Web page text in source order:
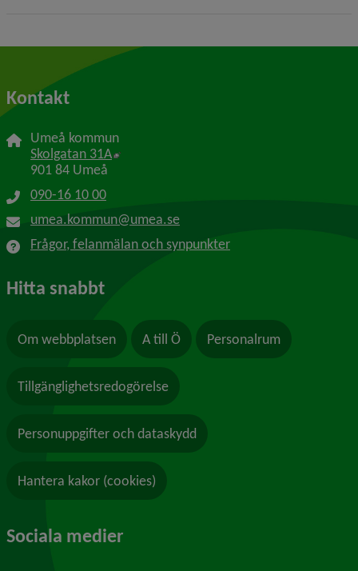
Kontakt
Umeå kommun
Skolgatan 31A Länk till annan webbplats, öppnas i nytt
901 84 Umeå
090-16 10 00
umea.kommun@umea.se
Frågor, felanmälan och synpunkter
Hitta snabbt
Om webbplatsen A till Ö Personalrum
Tillgänglighetsredogörelse
Personuppgifter och dataskydd
Hantera kakor (cookies)
Sociala medier